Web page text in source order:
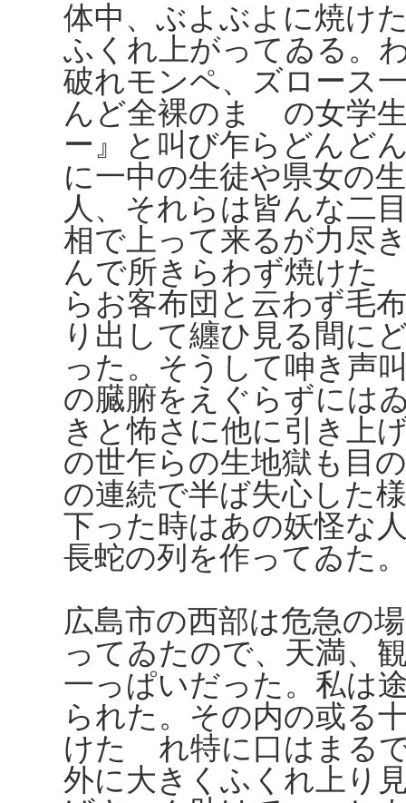
体中、ぶよぶよに焼け
ふくれ上がってゐる。
破れモンペ、ズロース
んど全裸のまゝの女学
ー』と叫び乍らどんど
に一中の生徒や県女の
人、それらは皆んな二
相で上って来るが力尽
んで所きらわず焼けた
らお客布団と云わず毛
り出して纏ひ見る間に
った。そうして呻き声
の臓腑をえぐらずには
きと怖さに他に引き上
の世乍らの生地獄も目
の連続で半ば失心した
下った時はあの妖怪な
長蛇の列を作ってゐた
広島市の西部は危急の
ってゐたので、天満、
一っぱいだった。私は
られた。その内の或る
けたゞれ特に口はまる
外に大きくふくれ上り